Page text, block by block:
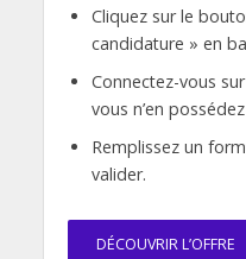
Cliquez sur le
candidature » en
Connectez-vous
vous n’en
Remplissez un
valider.
DÉCOUVRIR L’OFFRE